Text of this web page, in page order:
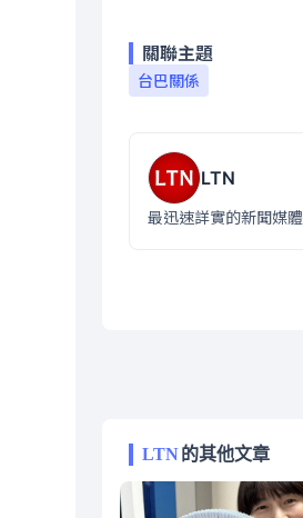
關聯主題
台巴關係
LTN
最迅速詳實的新聞媒體
LTN的其他文章